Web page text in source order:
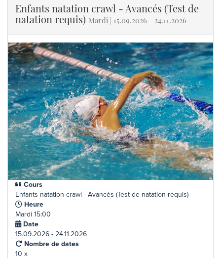
Enfants natation crawl - Avancés (Test de
natation requis) Mardi | 15.09.2026 - 24.11.2026
Cours
Enfants natation crawl - Avancés (Test de natation requis)
Heure
Mardi 15:00
Date
15.09.2026 - 24.11.2026
Nombre de dates
10 x